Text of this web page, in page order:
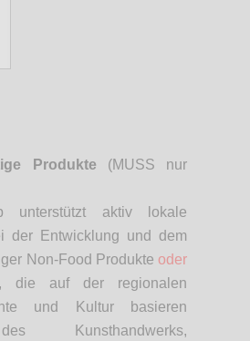
Produkte (MUSS nur
unterstützt aktiv lokale
der Entwicklung und dem
Non-Food Produkte oder
, die auf der regionalen
und Kultur basieren
Kunsthandwerks,